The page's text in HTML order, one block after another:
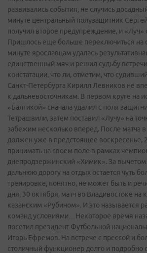
развивались события, не случись
минуте центральный полузащитник
получил второе предупреждение, и «Луч»
Пришлось еще больше переключиться на
минуте ярославцам удалась
единственный мяч и решил судьбу
констатации, что ли, отметим, что
Санкт-Петербурга Кирилл Левников не
к дальневосточникам. В первом круге на
«Балтикой» сначала удалил с поля
Тетрашвили, затем поставил «Лучу» на
забежим несколько вперед. После матча
должен уже в предстоящее воскресенье,
принимать на своем поле в рамках
днепродзержинский «Химик». За
дальнюю дорогу на отдых остается чуть
тренировке, понятно, не может быть и
дня, 30 октября, матч во Владивостоке на
казанским «Рубином». И это называется
команд условиями…Некоторое время
посетил президент Футбольной
Игорь Ефремов. На встрече с прессой и
столичный функционер долго и подробно